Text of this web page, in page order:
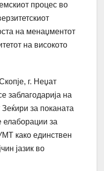
процес во
на менаџментот
на високото
г. Неџат
заблагодарија на
за поканата
елаборации за
како единствен
јазик во